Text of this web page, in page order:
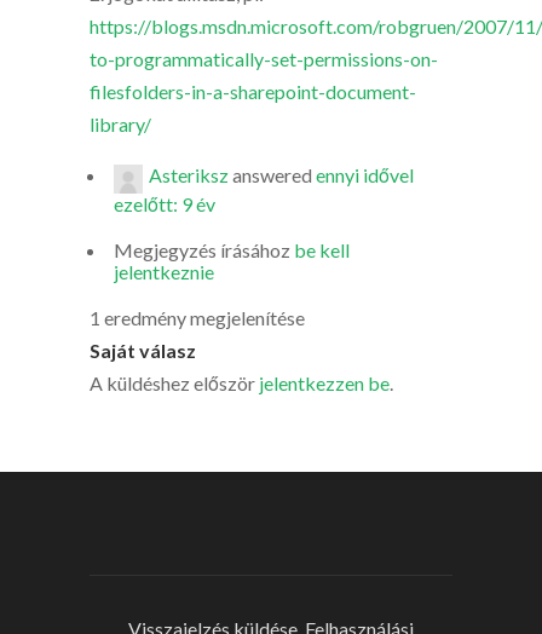
https://blogs.msdn.microsoft.com/robgruen/2007/
to-programmatically-set-permissions-on-
filesfolders-in-a-sharepoint-document-
library/
Asterikszanswered ennyi idővel
ezelőtt: 9 év
Megjegyzés írásához be kell
jelentkeznie
1 eredmény megjelenítése
Saját válasz
A küldéshez először jelentkezzen be.
Visszajelzés küldése Felhasználási